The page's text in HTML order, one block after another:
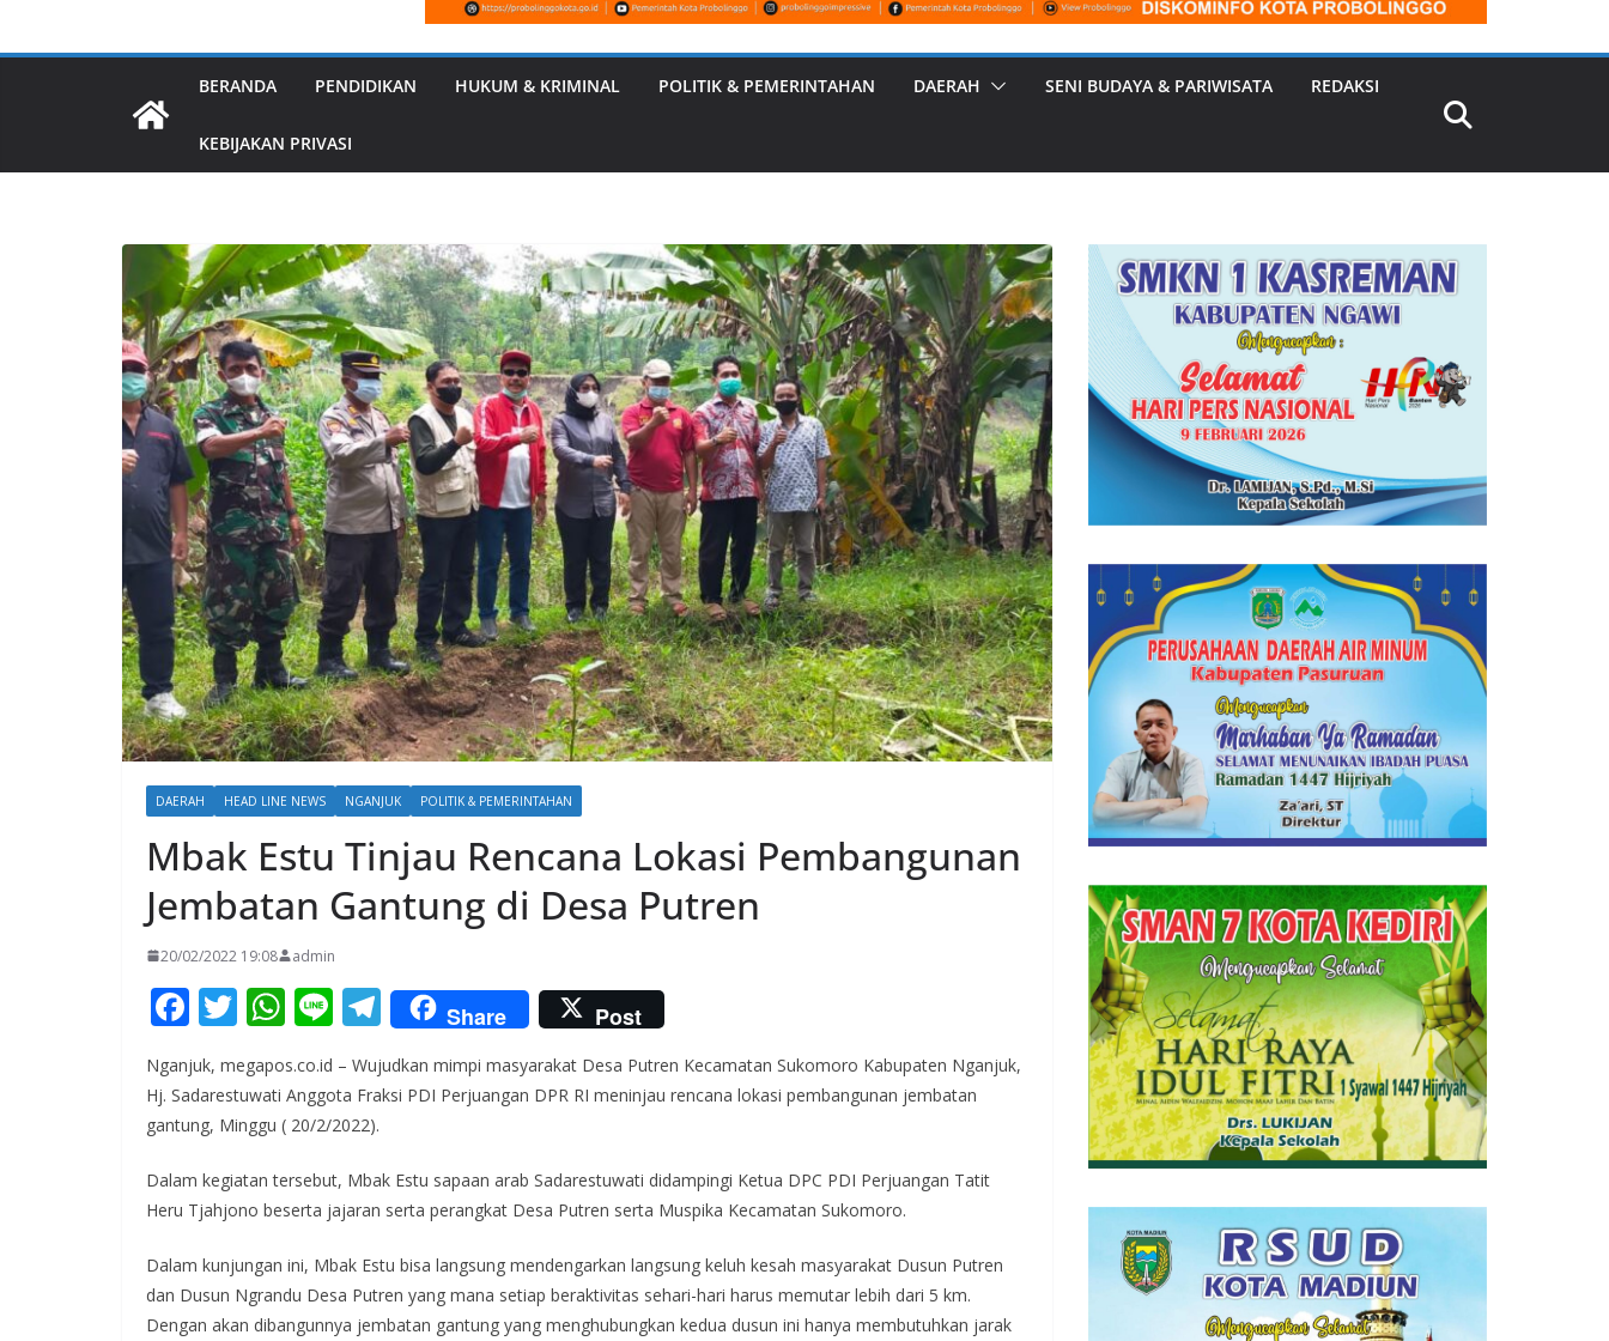
BERANDA PENDIDIKAN HUKUM & KRIMINAL POLITIK & PEMERINTAHAN DAERAH SENI BUDAYA & PARIWISATA REDAKSI
KEBIJAKAN PRIVASI
DAERAH HEAD LINE NEWS NGANJUK POLITIK & PEMERINTAHAN
Mbak Estu Tinjau Rencana Lokasi Pembangunan
Jembatan Gantung di Desa Putren
20/02/2022 19:08 admin
F
ac
e
b
o
o
k
T
itt
er
W
at
s
p
Li
e
T
el
e
a
m
Share Post
Nganjuk, megapos.co.id – Wujudkan mimpi masyarakat Desa Putren Kecamatan Sukomoro Kabupaten Nganjuk,
Hj. Sadarestuwati Anggota Fraksi PDI Perjuangan DPR RI meninjau rencana lokasi pembangunan jembatan
gantung, Minggu ( 20/2/2022).
Dalam kegiatan tersebut, Mbak Estu sapaan arab Sadarestuwati didampingi Ketua DPC PDI Perjuangan Tatit
Heru Tjahjono beserta jajaran serta perangkat Desa Putren serta Muspika Kecamatan Sukomoro.
Dalam kunjungan ini, Mbak Estu bisa langsung mendengarkan langsung keluh kesah masyarakat Dusun Putren
dan Dusun Ngrandu Desa Putren yang mana setiap beraktivitas sehari-hari harus memutar lebih dari 5 km.
Dengan akan dibangunnya jembatan gantung yang menghubungkan kedua dusun ini hanya membutuhkan jarak